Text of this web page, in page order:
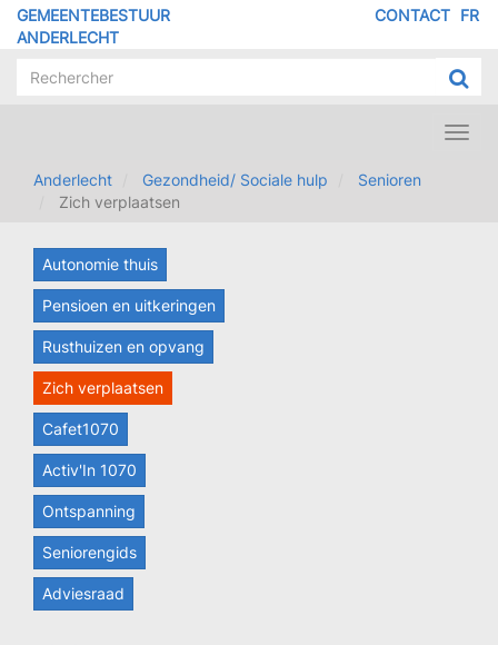
Overslaan
GEMEENTEBESTUUR
ANDERLECHT
FR
CONTACT
Anderlecht
Gezondheid/ Sociale hulp
Senioren
Zich verplaatsen
Autonomie thuis
Pensioen en uitkeringen
Rusthuizen en opvang
Zich verplaatsen
Cafet1070
Activ'In 1070
Ontspanning
Seniorengids
Adviesraad